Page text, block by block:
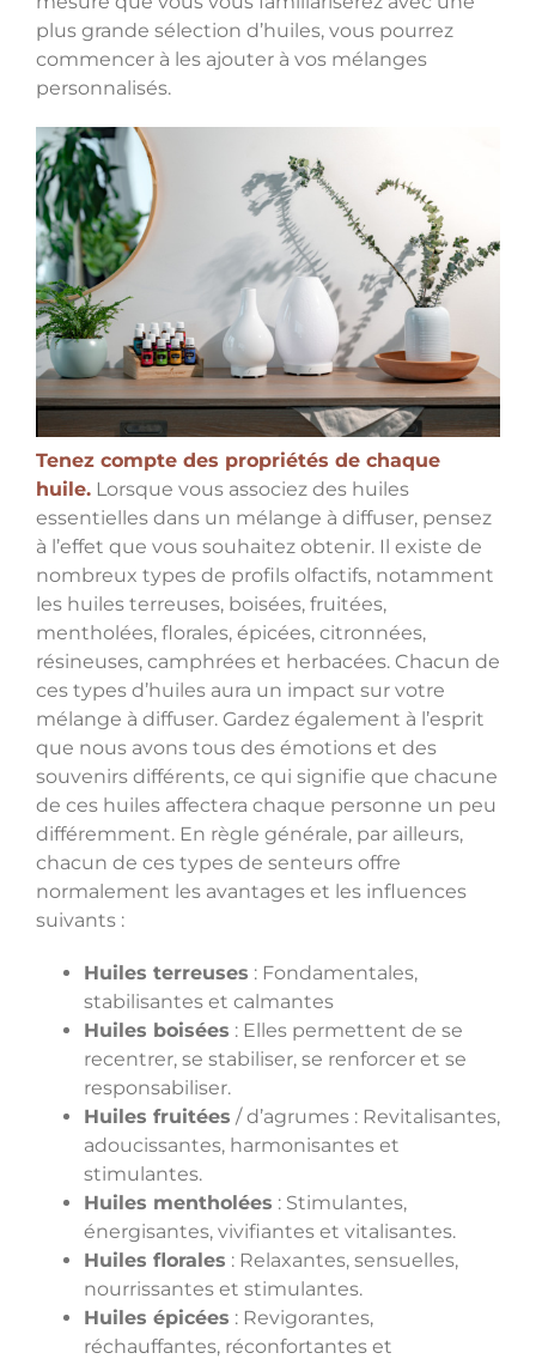
plus grande sélection d’huiles, vous pourrez
commencer à les ajouter à vos mélanges
personnalisés.
Tenez compte des propriétés de chaque
huile.Lorsque vous associez des huiles
essentielles dans un mélange à diffuser, pensez
à l’effet que vous souhaitez obtenir. Il existe de
nombreux types de profils olfactifs, notamment
les huiles terreuses, boisées, fruitées,
mentholées, florales, épicées, citronnées,
résineuses, camphrées et herbacées. Chacun de
ces types d’huiles aura un impact sur votre
mélange à diffuser. Gardez également à l’esprit
que nous avons tous des émotions et des
souvenirs différents, ce qui signifie que chacune
de ces huiles affectera chaque personne un peu
différemment. En règle générale, par ailleurs,
chacun de ces types de senteurs offre
normalement les avantages et les influences
suivants :
Huiles terreuses : Fondamentales,
stabilisantes et calmantes
Huiles boisées : Elles permettent de se
recentrer, se stabiliser, se renforcer et se
responsabiliser.
Huiles fruitées / d’agrumes : Revitalisantes,
adoucissantes, harmonisantes et
stimulantes.
Huiles mentholées : Stimulantes,
énergisantes, vivifiantes et vitalisantes.
Huiles florales : Relaxantes, sensuelles,
nourrissantes et stimulantes.
Huiles épicées : Revigorantes,
réchauffantes, réconfortantes et